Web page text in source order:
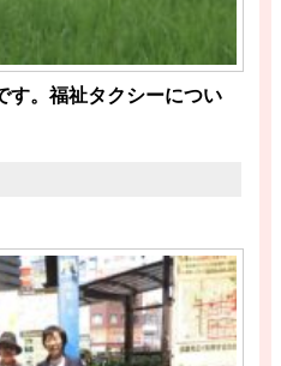
す。福祉タクシーについ